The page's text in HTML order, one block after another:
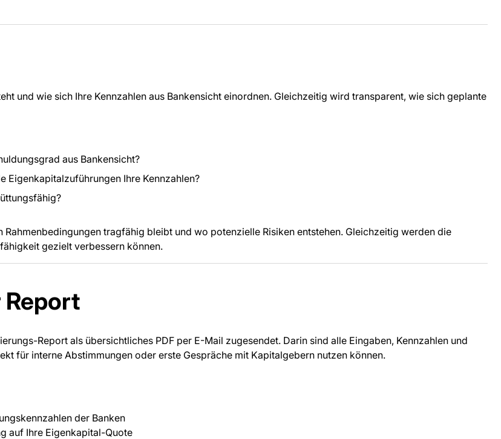
und wie sich Ihre Kennzahlen aus Bankensicht einordnen. Gleichzeitig wird transparent, wie sich geplante
aus Bankensicht?
Eigenkapitalzuführungen Ihre Kennzahlen?
tragfähig bleibt und wo potenzielle Risiken entstehen. Gleichzeitig werden die
gezielt verbessern können.
Report
Report als übersichtliches PDF per E-Mail zugesendet. Darin sind alle Eingaben, Kennzahlen und
für interne Abstimmungen oder erste Gespräche mit Kapitalgebern nutzen können.
der Banken
auf Ihre Eigenkapital-Quote